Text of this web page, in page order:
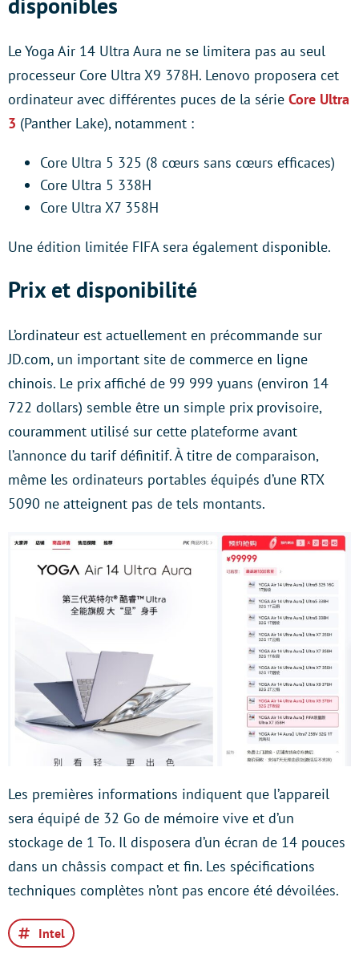
Le Yoga Air 14 Ultra Aura ne se limitera pas au seul
processeur Core Ultra X9 378H. Lenovo proposera cet
ordinateur avec différentes puces de la série Core Ultra
3 (Panther Lake), notamment :
Core Ultra 5 325 (8 cœurs sans cœurs efficaces)
Core Ultra 5 338H
Core Ultra X7 358H
Une édition limitée FIFA sera également disponible.
Prix et disponibilité
L’ordinateur est actuellement en précommande sur
JD.com, un important site de commerce en ligne
chinois. Le prix affiché de 99 999 yuans (environ 14
722 dollars) semble être un simple prix provisoire,
couramment utilisé sur cette plateforme avant
l’annonce du tarif définitif. À titre de comparaison,
même les ordinateurs portables équipés d’une RTX
5090 ne atteignent pas de tels montants.
Les premières informations indiquent que l’appareil
sera équipé de 32 Go de mémoire vive et d’un
stockage de 1 To. Il disposera d’un écran de 14 pouces
dans un châssis compact et fin. Les spécifications
techniques complètes n’ont pas encore été dévoilées.
Intel